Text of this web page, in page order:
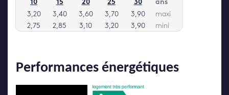
Performances énergétiques